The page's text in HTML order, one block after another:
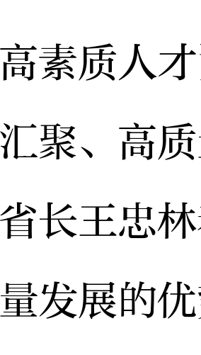
质人才
聚、高
长王忠
发展的